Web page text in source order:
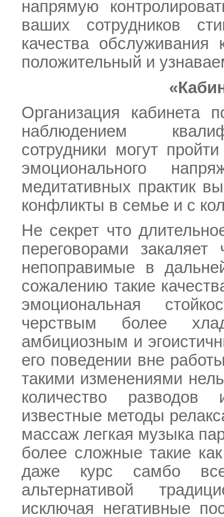
напрямую
ваших сотрудников
качества обслуживания
положительный и
Организация кабинета
наблюдением
сотрудники могут
эмоционального
медитативных практик
конфликты в семье и с
Не секрет что
переговорами
непоправимые в
сожалению такие
эмоциональная
черствым более
амбициозным и
его поведении вне
такими изменениями
количество
известные методы
массаж легкая музыка
более сложные такие
даже курс самбо
альтернативой
исключая негативные